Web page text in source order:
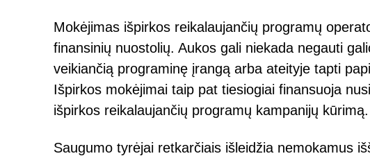
Mokėjimas išpirkos reikalaujančių programų
finansinių nuostolių. Aukos gali niekada negauti
veikiančią programinę įrangą arba ateityje tapti
Išpirkos mokėjimai taip pat tiesiogiai finansuoja
išpirkos reikalaujančių programų kampanijų kūrimą.
Saugumo tyrėjai retkarčiais išleidžia nemokamus